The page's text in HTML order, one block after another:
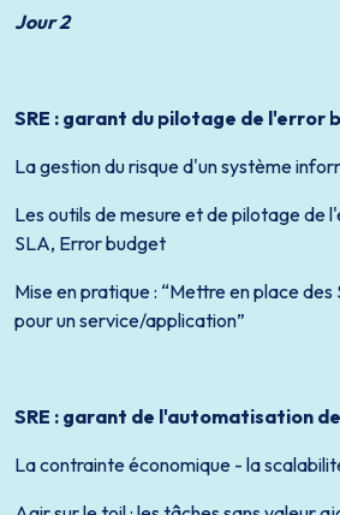
Jour 2
SRE : garant du pilotage de l'error
La gestion du risque d'un système
Les outils de mesure et de pilotage de
SLA, Error budget
Mise en pratique : “Mettre en place
pour un service/application”
SRE : garant de l'automatisation
La contrainte économique - la